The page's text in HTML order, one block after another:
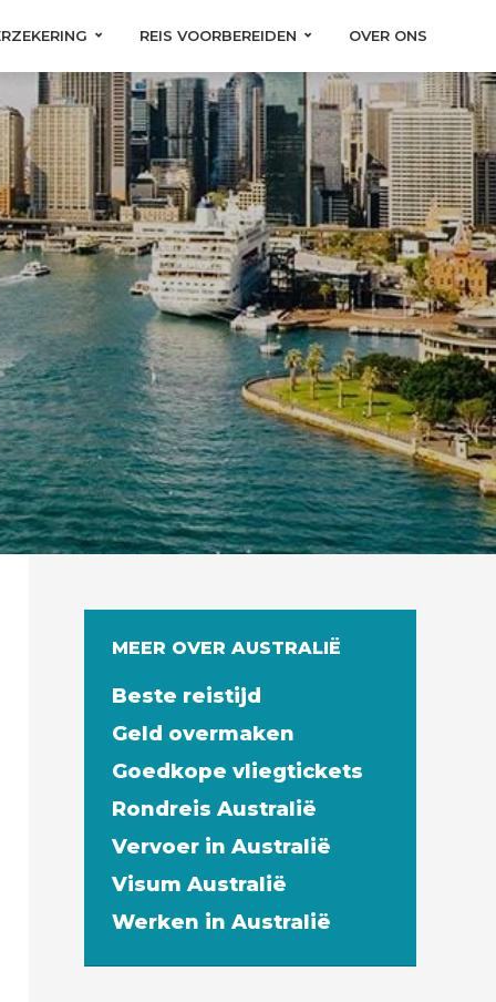
REIS VOORBEREIDEN OVER ONS
MEER OVER AUSTRALIË
Beste reistijd
Geld overmaken
Goedkope vliegtickets
Rondreis Australië
Vervoer in Australië
Visum Australië
Werken in Australië